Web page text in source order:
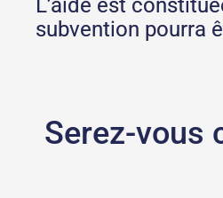
L’aide est
subvention pourra
Serez-vous